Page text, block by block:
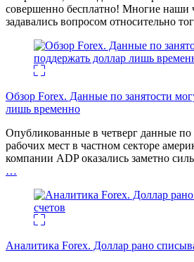
совершенно бесплатно! Многие наши
задавались вопросом относительно
Обзор Forex. Данные по занятости
лишь временно
Опубликованные в четверг данные по
рабочих мест в частном секторе
компании ADP оказались заметно
…
Аналитика Forex. Доллар рано